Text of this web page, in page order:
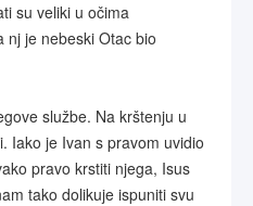
su veliki u očima
nj je nebeski Otac bio
službe. Na krštenju u
Iako je Ivan s pravom uvidio
pravo krstiti njega, Isus
tako dolikuje ispuniti svu